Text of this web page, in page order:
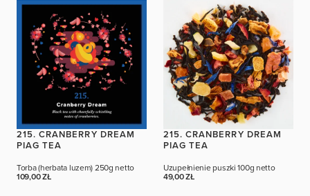
215. CRANBERRY DREAM
PIAG TEA
Torba (herbata luzem)250g netto
109,00 ZŁ
215. CRANBERRY DREAM
PIAG TEA
Uzupełnienie puszki100g netto
49,00 ZŁ